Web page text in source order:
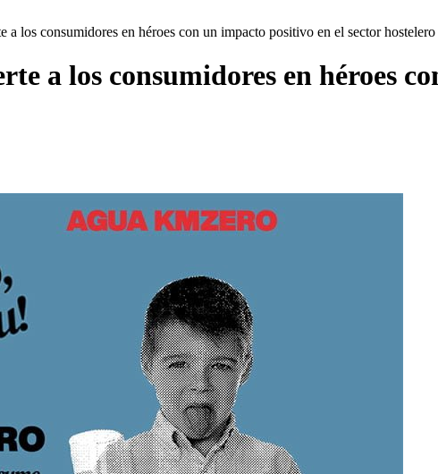
los consumidores en héroes con un impacto positivo en el sector hostelero
a los consumidores en héroes